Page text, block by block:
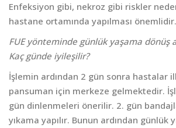
Enfeksiyon gibi, nekroz gibi riskler
hastane ortamında yapılması önemlidir.
FUE yönteminde günlük yaşama dönüş
Kaç günde iyileşilir?
İşlemin ardından 2 gün sonra hastalar
pansuman için merkeze gelmektedir.
gün dinlenmeleri önerilir. 2. gün
yıkama yapılır. Bunun ardından günlük